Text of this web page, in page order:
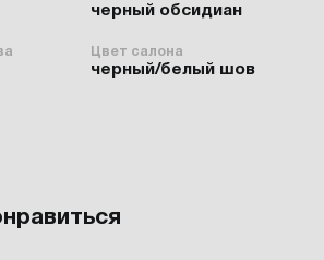
черный обсидиан
Цвет салона
черный/белый шов